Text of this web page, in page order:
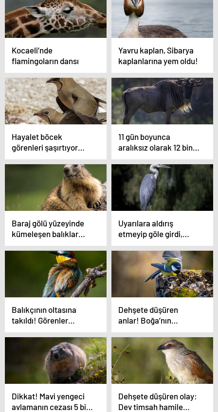
Kocaeli’nde
flamingoların dansı
Yavru kaplan, Sibarya
kaplanlarına yem oldu!
Hayalet böcek
görenleri şaşırtıyor…
11 gün boyunca
aralıksız olarak 12 bin
kilometre uçtu
Baraj gölü yüzeyinde
kümeleşen balıklar
şaşırttı
Uyarılara aldırış
etmeyip göle girdi,
timsaha yem oldu
Balıkçının oltasına
takıldı! Görenler
gözlerine inanamadı…
Dehşete düşüren
anlar! Boğa’nın
gazabına uğradı…
Dikkat! Mavi yengeci
avlamanın cezası 5 bin
Dehşete düşüren olay:
Dev timsah hamile